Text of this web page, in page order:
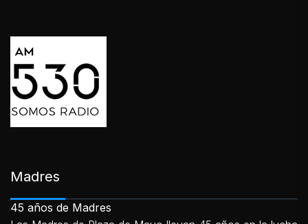
Madres
45 años de Madres